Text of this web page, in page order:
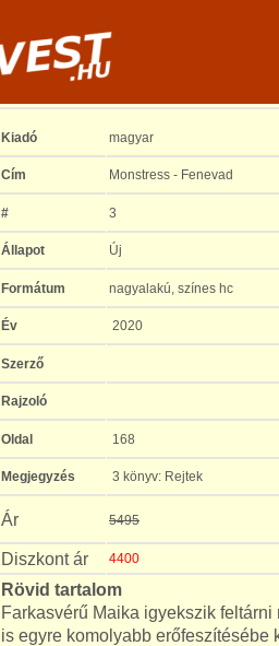
Kiadó magyar
Cím Monstress - Fenevad
# 3
Állapot Új
Formátum nagyalakú, színes hc
Év 2020
Szerző
Rajzoló
Oldal 168
Megjegyzés 3 könyv: Rejtek
Ár 5495
Diszkont ár 4400
Rövid tartalom
Farkasvérű Maika igyekszik feltárni
is egyre komolyabb erőfeszítésébe